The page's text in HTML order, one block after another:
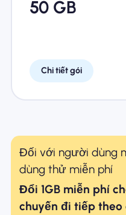
50 GB
Chi tiết gói
Đối với người dùng
dùng thử miễn phí
Đổi 1GB miễn phí
chuyến đi tiếp theo